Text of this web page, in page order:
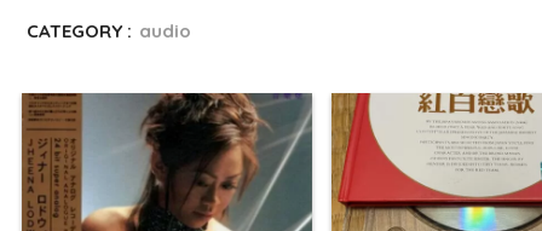
CATEGORY : audio